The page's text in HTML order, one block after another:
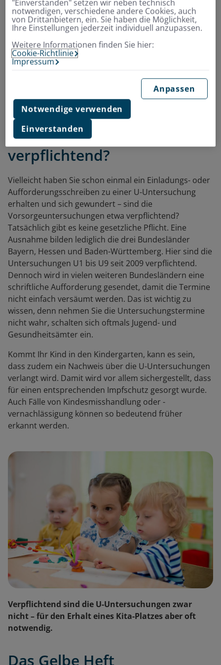
Rundumschutzin allen wichtigen
Lebensbereichen
inkl. Leistungen fürBrillen, beim Heilpraktiker,
im Krankenhaus
Jetzt Beitrag berechnen und online
Sind U-Untersuchungen
verpflichtend?
Vielleicht haben Sie schon einmal ein Einladungs- oder
Aufforderungsschreiben zu einer U-Untersuchung
erhalten und sich gewundert – sind die
Vorsorgeuntersuchungen etwa verpflichtend?
Tatsächlich gibt es keine gesetzliche Pflicht. Eine
Ausnahme bilden lediglich die drei Bundesländer
Bayern, Hessen und Baden-Württemberg. Hier sind die
Untersuchungen U1 bis U9 seit 2009 verpflichtend.
Dennoch wird in vielen weiteren Bundesländern eine
schriftliche Aufforderung gesendet, damit die Termine
nicht einfach versäumt werden. Das ist wichtig zu
wissen, denn nehmen Sie die Untersuchungstermine
nicht wahr, schalten sich oftmals Jugend- und
Gesundheitsämter ein.
Kommt Ihr Kind in den Kindergarten, kann es sein,
dass zudem ein Nachweis über die U-Untersuchungen
verlangt wird. Damit wird vor allem sichergestellt, dass
für einen entsprechenden Impfschutz gesorgt wurde.
Auch Fälle von Kindesmisshandlung oder -
vernachlässigung können so bedeutend früher
erkannt werden.
Verpflichtend sind die U-Untersuchungen zwar
nicht – für den Erhalt eines Kita-Platzes aber oft
notwendig.
Das Gelbe Heft
"Einverstanden" setzen wir neben technisch
notwendigen, verschiedene andere Cookies, auch
von Drittanbietern, ein. Sie haben die Möglichkeit,
Ihre Einstellungen jederzeit individuell anzupassen.
Weitere Informationen finden Sie hier:
Cookie-Richtlinie
Impressum
Anpassen
Notwendige verwenden
Einverstanden